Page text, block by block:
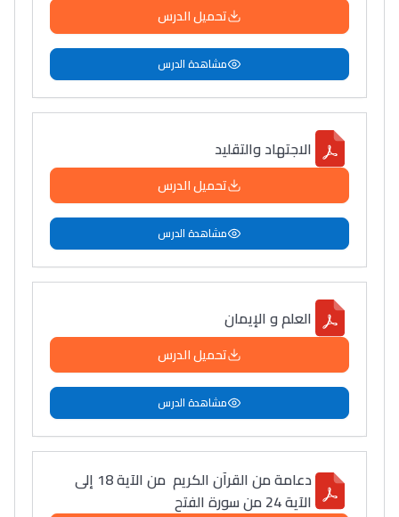
تحميل الدرس
مشاهدة الدرس
الاجتهاد والتقليد
تحميل الدرس
مشاهدة الدرس
العلم و الإيمان
تحميل الدرس
مشاهدة الدرس
دعامة من القرآن الكريم من الآية 18 إلى
الآية 24 من سورة الفتح